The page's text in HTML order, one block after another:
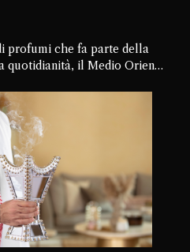
profumi che fa parte della
quotidianità, il Medio Oriente
Approfondiamo le
del profumo nella vita
il profumo è così
del mondo. L'approccio
continua nel Capitolo 2.